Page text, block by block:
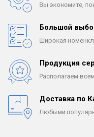
Вы экономите,
Большой
Широкая
Продукция
Располагаем
Доставка по
Любыми